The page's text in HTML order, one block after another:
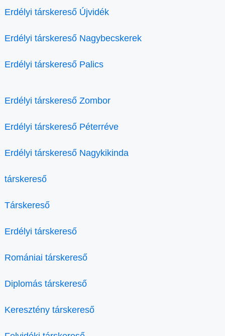
Erdélyi társkereső Újvidék
Erdélyi társkereső Nagybecskerek
Erdélyi társkereső Palics
Erdélyi társkereső Zombor
Erdélyi társkereső Péterréve
Erdélyi társkereső Nagykikinda
társkereső
Társkereső
Erdélyi társkereső
Romániai társkereső
Diplomás társkereső
Keresztény társkereső